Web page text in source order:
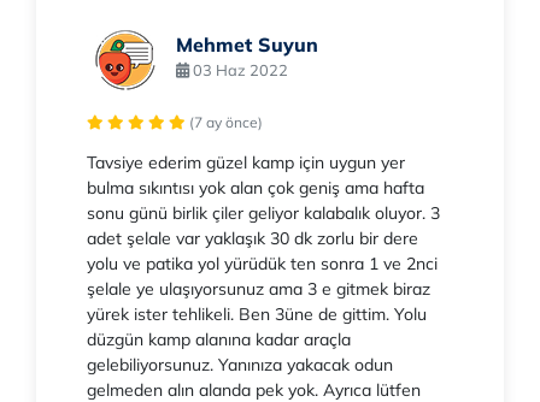
Mehmet Suyun
03 Haz 2022
(7 ay önce)
Tavsiye ederim güzel kamp için uygun yer
bulma sıkıntısı yok alan çok geniş ama hafta
sonu günü birlik çiler geliyor kalabalık oluyor. 3
adet şelale var yaklaşık 30 dk zorlu bir dere
yolu ve patika yol yürüdük ten sonra 1 ve 2nci
şelale ye ulaşıyorsunuz ama 3 e gitmek biraz
yürek ister tehlikeli. Ben 3üne de gittim. Yolu
düzgün kamp alanına kadar araçla
gelebiliyorsunuz. Yanınıza yakacak odun
gelmeden alın alanda pek yok. Ayrıca lütfen